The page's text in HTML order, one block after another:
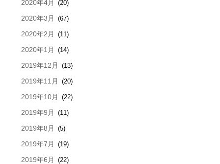
2020年4月 (20)
2020年3月 (67)
2020年2月 (11)
2020年1月 (14)
2019年12月 (13)
2019年11月 (20)
2019年10月 (22)
2019年9月 (11)
2019年8月 (5)
2019年7月 (19)
2019年6月 (22)